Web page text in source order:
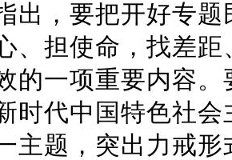
，要把开好专题
、担使命，找差
的一项重要内容
时代中国特色社
主题，突出力戒